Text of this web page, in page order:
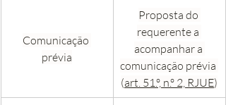
Comunicação
prévia
Proposta do
requerente a
acompanhar a
comunicação prévia
(art. 51.º, n.º 2, RJUE)